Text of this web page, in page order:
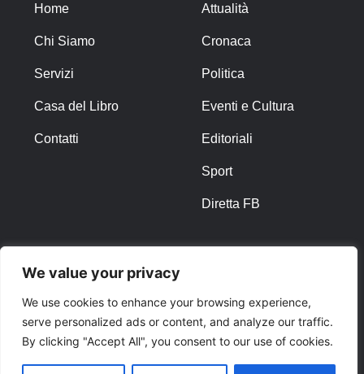
We value your privacy
We use cookies to enhance your browsing experience,
serve personalized ads or content, and analyze our traffic.
By clicking "Accept All", you consent to our use of cookies.
Home
Chi Siamo
Servizi
Casa del Libro
Contatti
Attualità
Cronaca
Politica
Eventi e Cultura
Editoriali
Sport
Diretta FB
Privacy Policy